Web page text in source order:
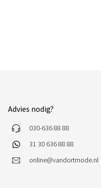
Advies nodig?
030-636 88 88
31 30 636 88 88
online@vandortmode.nl